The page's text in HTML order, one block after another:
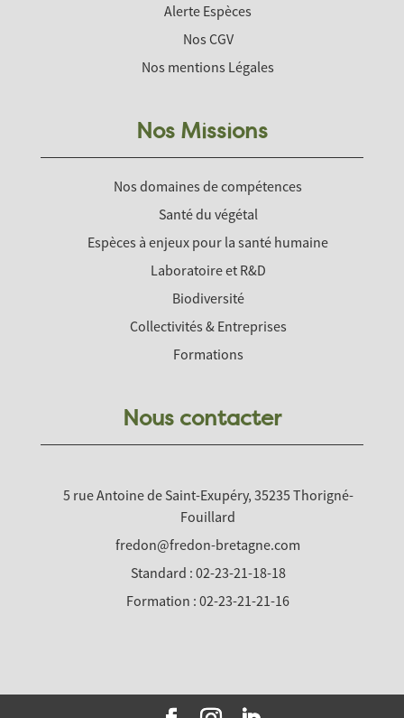
Alerte Espèces
Nos CGV
Nos mentions Légales
Nos Missions
Nos domaines de compétences
Santé du végétal
Espèces à enjeux pour la santé humaine
Laboratoire et R&D
Biodiversité
Collectivités & Entreprises
Formations
Nous contacter
5 rue Antoine de Saint-Exupéry, 35235 Thorigné-
Fouillard
fredon@fredon-bretagne.com
Standard : 02-23-21-18-18
Formation : 02-23-21-21-16